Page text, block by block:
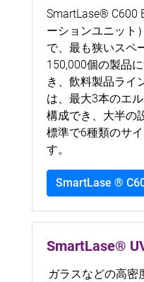
SmartLase® C600
ーションユニット
で、最も狭いスペ
150,000個の製品
き、飲料製品ライ
は、最大3本のエ
構成でき、大半の
標準で6種類のサ
す。
SmartLase ®
SmartLase®
ガラスなどの高密